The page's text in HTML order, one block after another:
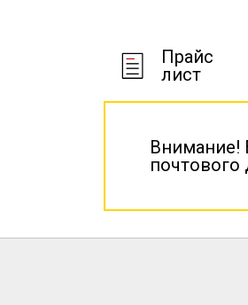
Прайс
лист
Внимание!